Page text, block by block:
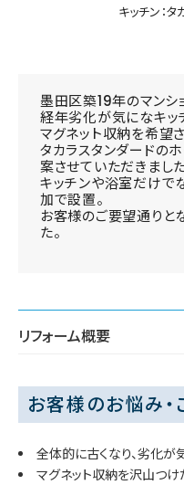
キッチン：
墨田区築19年のマンシ
経年劣化が気になキッ
マグネット収納を希望
タカラスタンダードの
案させていただきました
キッチンや浴室だけで
加で設置。
お客様のご要望通りと
た。
リフォーム概要
お客様のお悩み・
全体的に古くなり、劣化が
マグネット収納を沢山つけ